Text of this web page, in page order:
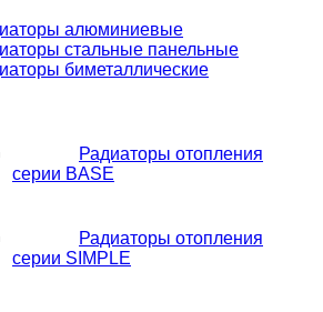
алюминиевые
стальные панельные
биметаллические
Радиаторы отопления
серии BASE
Радиаторы отопления
серии SIMPLE